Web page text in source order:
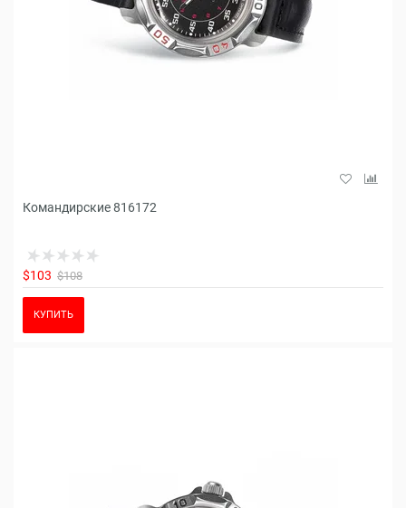
Командирские 816172
$103 $108
КУПИТЬ